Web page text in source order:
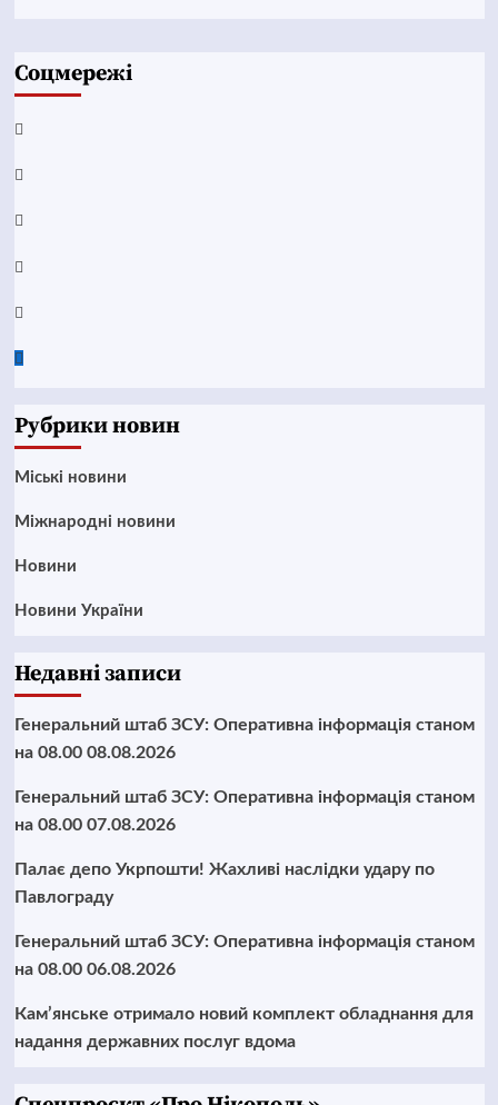
Соцмережі
Facebook
YouTube
Telegram
Instagram
Twitter
Google
Рубрики новин
Mіські новини
Міжнародні новини
Новини
Новини України
Недавні записи
Генеральний штаб ЗСУ: Оперативна інформація станом
на 08.00 08.08.2026
Генеральний штаб ЗСУ: Оперативна інформація станом
на 08.00 07.08.2026
Палає депо Укрпошти! Жахливі наслідки удару по
Павлограду
Генеральний штаб ЗСУ: Оперативна інформація станом
на 08.00 06.08.2026
Кам’янське отримало новий комплект обладнання для
надання державних послуг вдома